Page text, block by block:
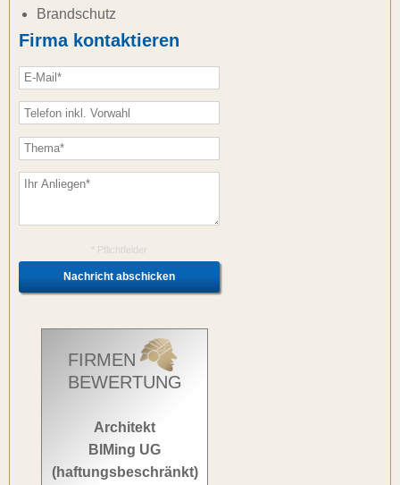
Brandschutz
Firma kontaktieren
* Pflichtfelder
FIRMEN
BEWERTUNG
Architekt
BIMing UG
(haftungsbeschränkt)